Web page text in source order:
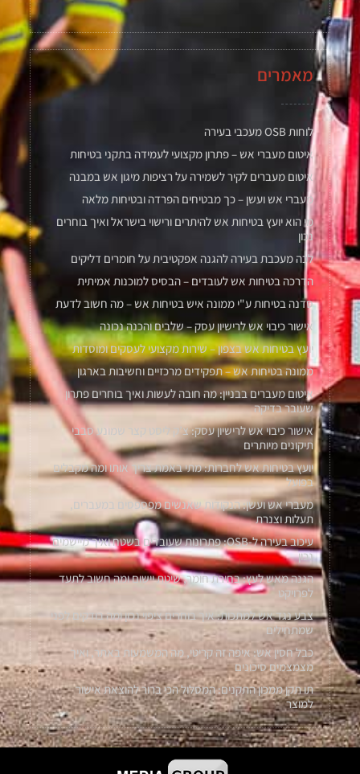
מאמרים
לוחות OSB מעכבי בעירה
איטום מעברי אש – פתרון מקצועי לעמידה בתקני בטיחות
איטום מעברים לקיר לשמירה על רציפות מיגון אש במבנה
מעברי אש ועשן – כך מבטיחים הפרדה ובטיחות מלאה
מי הוא יועץ בטיחות אש להיתרים ורישוי בישראל ואיך בוחרים
נכון
לכה מעכבת בעירה להגנה אפקטיבית על חומרים דליקים
הדרכה בטיחות אש לעובדים – הבסיס למוכנות אמיתית
סדנה בטיחות ע"י ממונה איש בטיחות אש – מה חשוב לדעת
אישור כיבוי אש לרישיון עסק – שלבים והכנה נכונה
יועץ בטיחות אש בצפון – שירות מקצועי לעסקים ומוסדות
ממונה בטיחות אש – תפקידים מרכזיים וחשיבות בארגון
איטום מעברים בבניין: מה חובה לעשות ואיך בוחרים פתרון
שעובר בדיקה
אישור כיבוי אש לרישיון עסק: צ’ק ליסט קצר שמונע סבבי
תיקונים מיותרים
יועץ בטיחות אש לחברות: מתי באמת צריך אותו ומה מקבלים
בפועל
מעברי אש ועשן: הנקודות שאנשים מפספסים במעברים,
תעלות וצנרת
עיכוב בעירה ל-OSB: פתרונות שעובדים בשטח ואיך מיישמים
נכון
הגנה מאש לעץ: בחירת חומר, שיטת יישום ומה חשוב לתעד
לפרויקט
צבע נגד אש למתכות: איך בוחרים ציפוי נכון ומה בודקים לפני
שמתחילים
כבל חסין אש: איפה זה קריטי, מה המשמעות באתר, ואיך
מצמצמים סיכונים
תו תקן ממכון התקנים: המסלול הכי ברור להוצאת אישור
למוצר